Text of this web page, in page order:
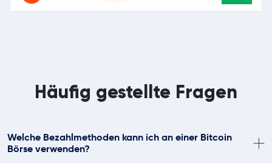
Häufig gestellte Fragen
Welche Bezahlmethoden kann ich an einer Bitcoin
Börse verwenden?